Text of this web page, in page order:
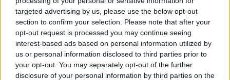
targeted advertising by us, please use the below opt-out
section to confirm your selection. Please note that after your
opt-out request is processed you may continue seeing
interest-based ads based on personal information utilized by
us or personal information disclosed to third parties prior to
your opt-out. You may separately opt-out of the further
disclosure of your personal information by third parties on the
21-åring fra Trondheim med kanonetappe
Eva Ingebrigtsen, som tok både gull og sølv under
U23-VM i vinter, leverer en kanonetappe for
Bratsberg IL, som blir nummer seks i eliteklassen.